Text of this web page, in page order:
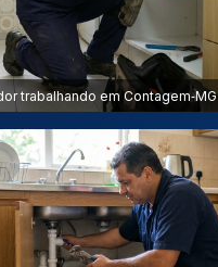
trabalhando em Contagem‑MG